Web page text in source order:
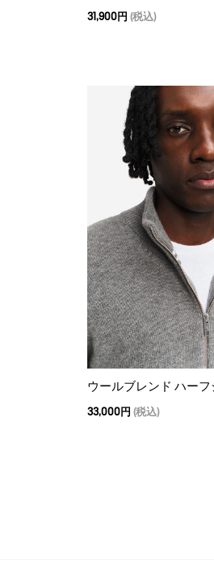
31,900円 (税込)
33,000円 (税込)